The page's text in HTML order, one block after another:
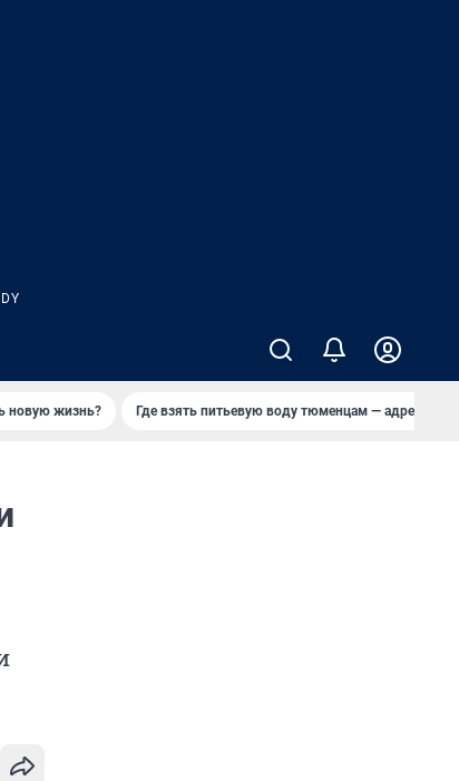
новую жизнь? Где взять питьевую воду тюменцам — адреса